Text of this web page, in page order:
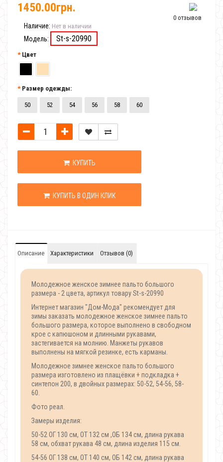
0 отзывов
1450.00грн.
Наличие: Нет в наличии
Модель: St-s-20990
Цвет
Размер одежды:
50 52 54 56 58 60
КУПИТЬ
КУПИТЬ В ОДИН КЛИК
Описание Характеристики Отзывов (0)
Молодежное женское зимнее пальто большого
размера - 2 цвета, артикул товару St-s-20990
Интернет магазин "Дом-Мода" рекомендует для
зимы заказать молодежное женское зимнее пальто
большого размера, которое выполнено в свободном
крое с капюшоном и длинными рукавами,
застегивается на молнию. Манжеты рукавов
выполнены на мягкой резинке, есть карманы.
Молодежное зимнее женское пальто большого
размера изготовлено из плащёвки + подкладка +
синтепон 200, в двойных размерах: 50-52, 54-56, 58-
60.
Фото реал.
Замеры изделия:
50-52 ОГ 130 см, ОТ 132 см ,ОБ 134 см, длина рукава
58 см, обхват рукава 48 см, длина изделия 115 см.
54-56 ОГ 138 см, ОТ 140 см, ОБ 142 см, длина рукава